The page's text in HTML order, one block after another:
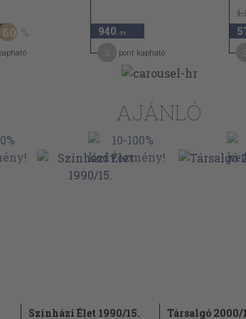
60 940 ,-Ft
pont kapható
AJÁNLÓ
Színházi Élet 1990/15. Társalgó 2000/